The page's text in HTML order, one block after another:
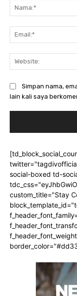
Simpan nama,
lain kali saya
social-boxed td-
custom_title="Stay